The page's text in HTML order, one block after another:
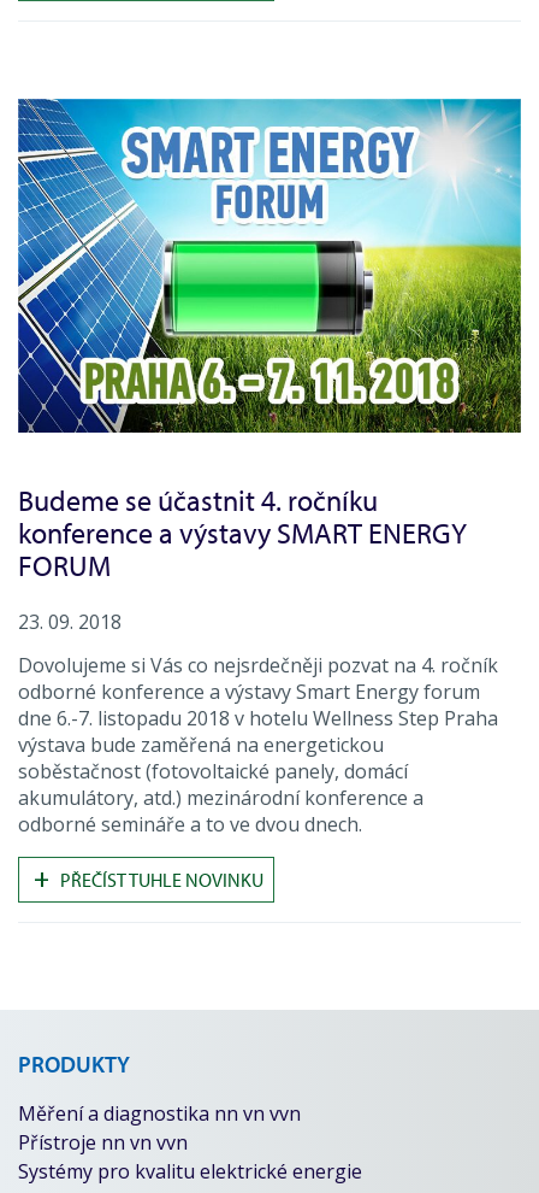
Budeme se účastnit 4. ročníku
konference a výstavy SMART ENERGY
FORUM
23. 09. 2018
Dovolujeme si Vás co nejsrdečněji pozvat na 4. ročník
odborné konference a výstavy Smart Energy forum
dne 6.-7. listopadu 2018 v hotelu Wellness Step Praha
výstava bude zaměřená na energetickou
soběstačnost (fotovoltaické panely, domácí
akumulátory, atd.) mezinárodní konference a
odborné semináře a to ve dvou dnech.
+ PŘEČÍST TUHLE NOVINKU
PRODUKTY
Měření a diagnostika nn vn vvn
Přístroje nn vn vvn
Systémy pro kvalitu elektrické energie